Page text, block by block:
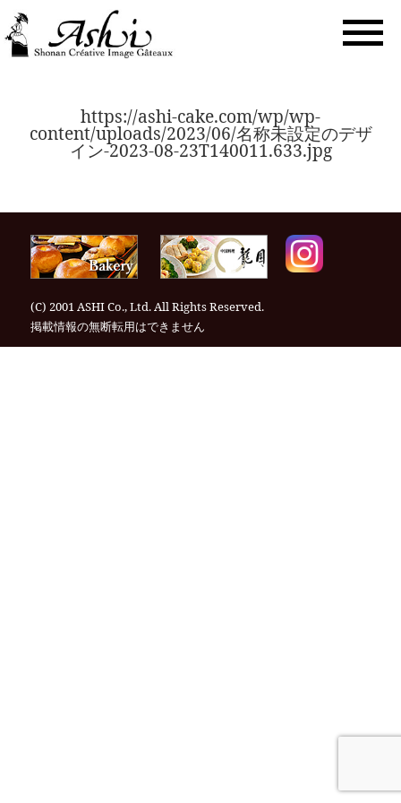
https://ashi-cake.com/wp/wp-
content/uploads/2023/06/名称未設定のデザ
イン-2023-08-23T140011.633.jpg
(C) 2001 ASHI Co., Ltd. All Rights Reserved.
掲載情報の無断転⽤はできません